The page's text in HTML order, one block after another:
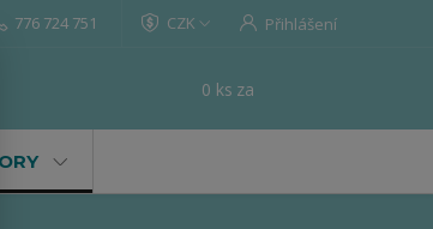
CZK Přihlášení
776 724 751
0 ks za